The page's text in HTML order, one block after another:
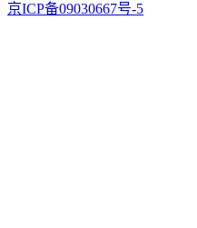
京ICP备09030667号-5